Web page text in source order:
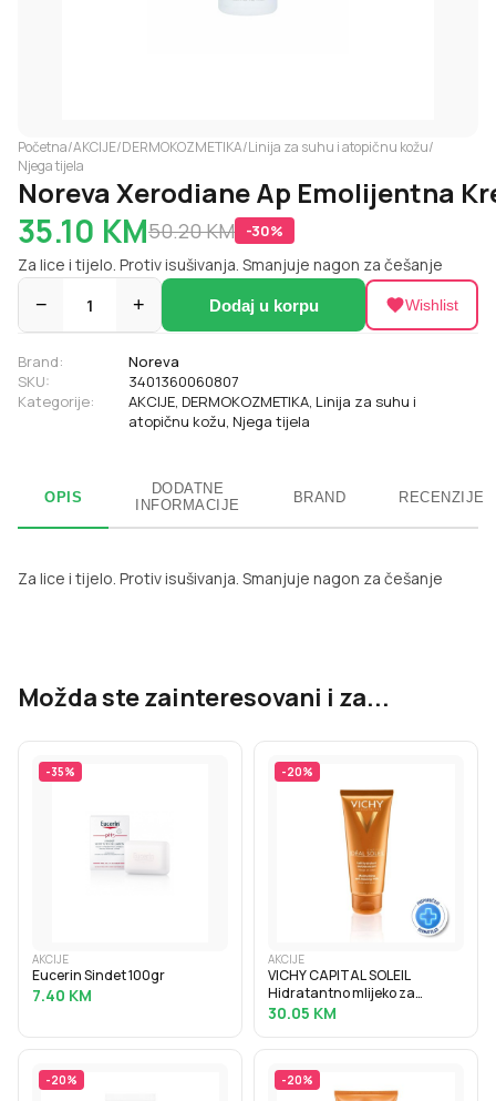
Početna/AKCIJE/DERMOKOZMETIKA/Linija za suhu i atopičnu kožu/
Njega tijela
Noreva Xerodiane Ap Emolijentna
35.10 KM50.20KM -30%
Za lice i tijelo. Protiv isušivanja. Smanjuje nagon za češanje
− 1 + Dodaj u korpu Wishlist
Brand:
Noreva
SKU:
3401360060807
Kategorije:
AKCIJE, DERMOKOZMETIKA, Linija za suhu i
atopičnu kožu, Njega tijela
OPIS
DODATNE
INFORMACIJE
BRAND RECENZIJE
Za lice i tijelo. Protiv isušivanja. Smanjuje nagon za češanje
Možda ste zainteresovani i za...
-35%
AKCIJE
Eucerin Sindet 100gr
7.40 KM
-20%
AKCIJE
VICHY CAPITAL SOLEIL
Hidratantno mlijeko za
samotamnjenje, 100 ml
30.05 KM
-20% -20%